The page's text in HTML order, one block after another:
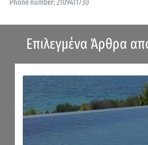
Phone number: 2109411730
Επιλεγμένα Άρθρα